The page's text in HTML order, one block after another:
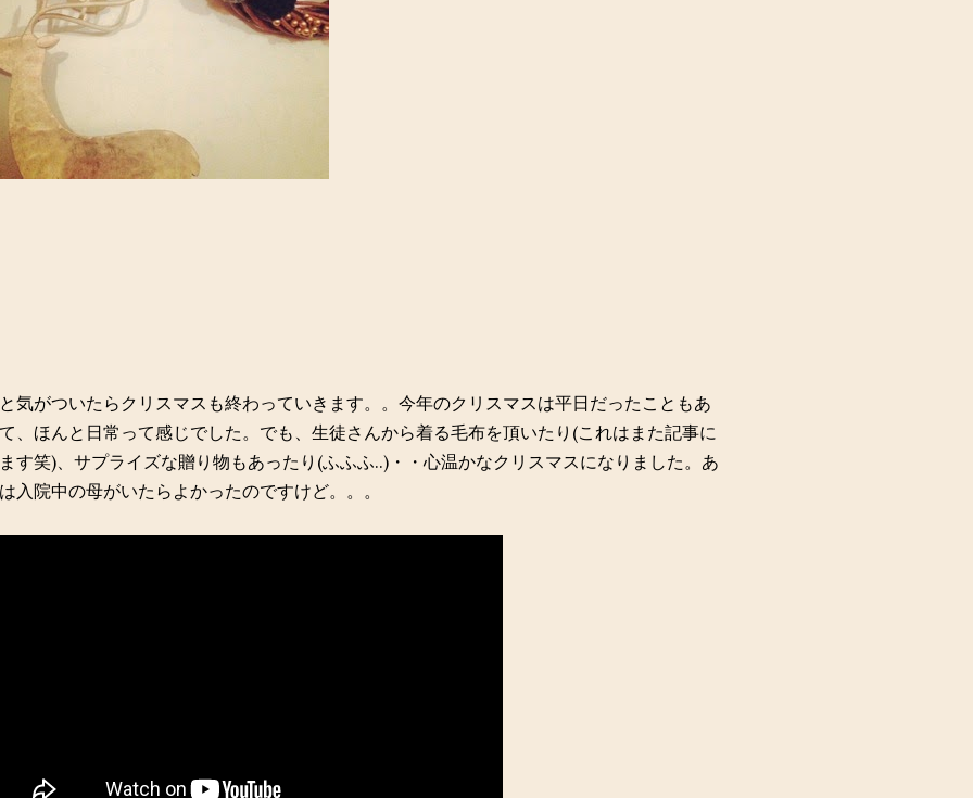
気がついたらクリスマスも終わっていきます。。今年のクリスマスは平日だったこともあ
、ほんと日常って感じでした。でも、生徒さんから着る毛布を頂いたり(これはまた記事に
す笑)、サプライズな贈り物もあったり(ふふふ..)・・心温かなクリスマスになりました。あ
入院中の母がいたらよかったのですけど。。。